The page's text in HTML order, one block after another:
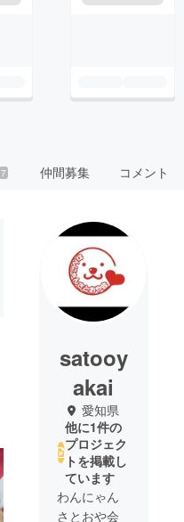
7 仲間募集 コメント
satooy
akai
愛知県
他に1件の
プロジェク
トを掲載し
ています
わんにゃん
さとおや会